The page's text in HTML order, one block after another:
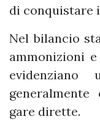
di conquistare
Nel bilancio
ammonizioni
evidenziano
gare dirette.